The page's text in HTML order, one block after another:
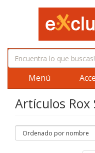
Menú
Artículos Rox